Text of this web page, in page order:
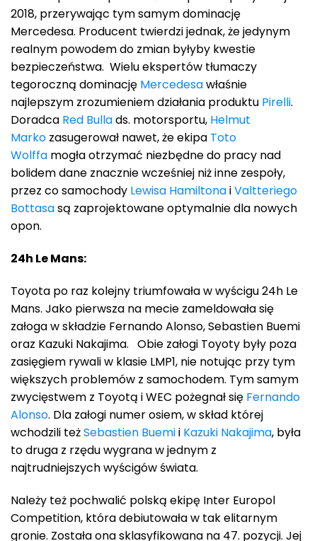
2018, przerywając tym samym dominację
Mercedesa. Producent twierdzi jednak, że jedynym
realnym powodem do zmian byłyby kwestie
bezpieczeństwa. Wielu ekspertów tłumaczy
tegoroczną dominację Mercedesawłaśnie
najlepszym zrozumieniem działania produktu Pirelli.
Doradca Red Bullads. motorsportu, Helmut
Marko zasugerował nawet, że ekipa Toto
Wolffa mogła otrzymać niezbędne do pracy nad
bolidem dane znacznie wcześniej niż inne zespoły,
przez co samochody Lewisa HamiltonaiValtteriego
Bottasasą zaprojektowane optymalnie dla nowych
opon.
24h Le Mans:
Toyota po raz kolejny triumfowała w wyścigu 24h Le
Mans. Jako pierwsza na mecie zameldowała się
załoga w składzie Fernando Alonso, Sebastien Buemi
oraz Kazuki Nakajima. Obie załogi Toyoty były poza
zasięgiem rywali w klasie LMP1, nie notując przy tym
większych problemów z samochodem. Tym samym
zwycięstwem z Toyotą i WEC pożegnał się Fernando
Alonso. Dla załogi numer osiem, w skład której
wchodzili teżSebastien Buemii Kazuki Nakajima, była
to druga z rzędu wygrana w jednym z
najtrudniejszych wyścigów świata.
Należy też pochwalić polską ekipę Inter Europol
Competition, która debiutowała w tak elitarnym
gronie. Została ona sklasyfikowana na 47. pozycji. Jej